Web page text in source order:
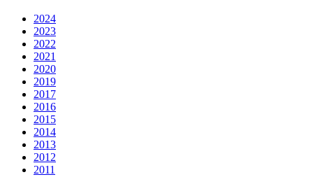
2024
2023
2022
2021
2020
2019
2017
2016
2015
2014
2013
2012
2011